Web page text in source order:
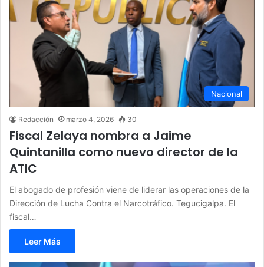
Nacional
Redacción marzo 4, 2026 30
Fiscal Zelaya nombra a Jaime
Quintanilla como nuevo director de la
ATIC
El abogado de profesión viene de liderar las operaciones de la
Dirección de Lucha Contra el Narcotráfico. Tegucigalpa. El
fiscal…
Leer Más